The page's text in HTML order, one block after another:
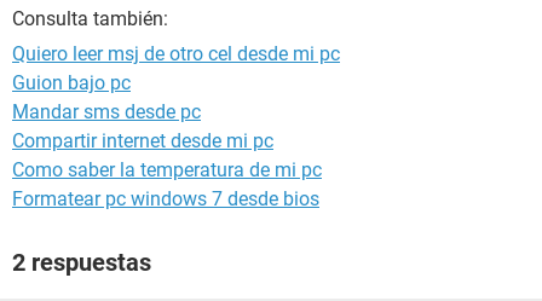
Consulta también:
Quiero leer msj de otro cel desde mi pc
Guion bajo pc
Mandar sms desde pc
Compartir internet desde mi pc
Como saber la temperatura de mi pc
Formatear pc windows 7 desde bios
2 respuestas